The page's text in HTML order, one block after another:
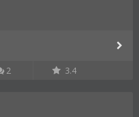
2 3.4